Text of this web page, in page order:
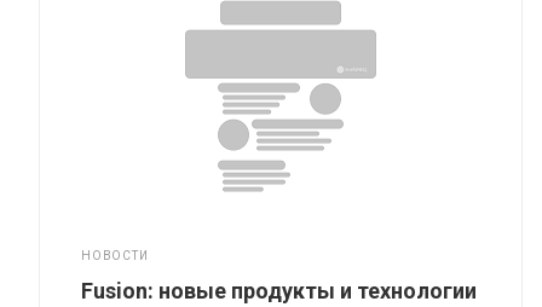
НОВОСТИ
Fusion: новые продукты и технологии